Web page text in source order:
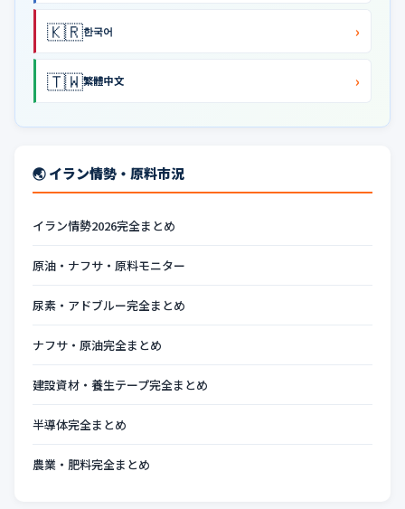
🇰🇷한국어 ›
🇹🇼繁體中文 ›
🌏 イラン情勢・原料市況
イラン情勢2026完全まとめ
原油・ナフサ・原料モニター
尿素・アドブルー完全まとめ
ナフサ・原油完全まとめ
建設資材・養生テープ完全まとめ
半導体完全まとめ
農業・肥料完全まとめ